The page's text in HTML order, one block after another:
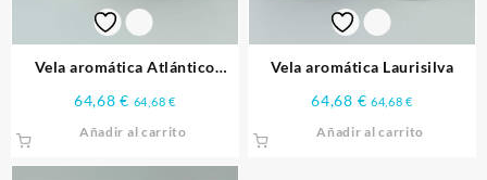
Vela aromática Atlántico
aromática Atlántico, inspirada
en los aromas de Canarias.
64,68€ 64,68 €
Añadir al carrito
Vela aromática Laurisilva
64,68 € 64,68€
Añadir al carrito